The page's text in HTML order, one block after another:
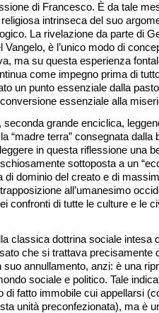
di Francesco. È da tale
intrinseca del suo
La rivelazione da parte di
è l’unico modo di
ma su questa esperienza
come impegno prima di
un punto essenziale dalla
essenziale alla
seconda grande enciclica,
“madre terra” consegnata dalla
in questa riflessione una
sottoposta a un
di dominio del creato e di
all’umanesimo
confronti di tutte le culture e le
classica dottrina sociale intesa
che si trattava precisamente
annullamento, anzi: è una
sociale e politico. Tale
fatto immobile cui appellarsi
unità preconfezionata), ma è